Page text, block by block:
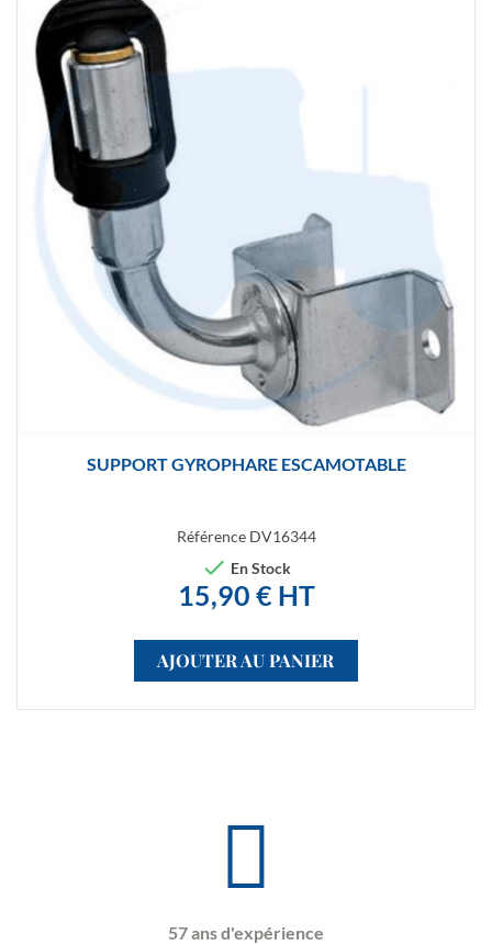
SUPPORT GYROPHARE ESCAMOTABLE
Référence DV16344
 En Stock
15,90 € HT
AJOUTER AU PANIER
57 ans d'expérience